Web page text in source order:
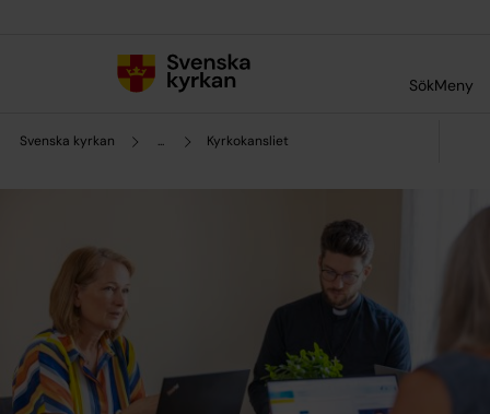
SökMeny
Svenska kyrkan ... Kyrkokansliet